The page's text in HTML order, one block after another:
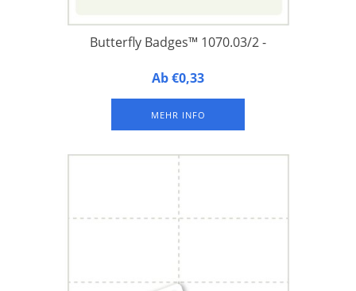
Butterfly Badges™ 1070.03/2 -
Butterfly Badges™ 1070.03/2 - Namensschilder aus
eines A4-Druckbogens, mit 1 Langloch und 2 Rundlöchern an
der Oberseite zur Befestigung eines Schlüsselbandes oder
Hosenträgerclips.
Ab €0,33
MEHR INFO